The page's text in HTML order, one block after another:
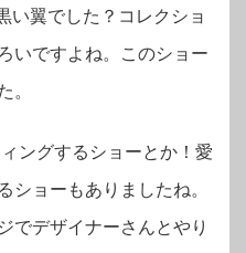
い翼でした？コレクショ
いですよね。このショー
。
ングするショーとか！愛
ショーもありましたね。
でデザイナーさんとやり